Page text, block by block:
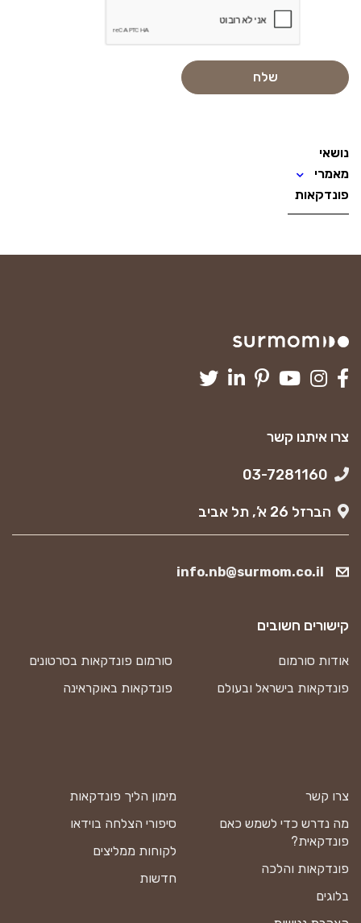
נושאי
מאמרי
פונדקאות
צרו איתנו קשר
הברזל 26 א’, תל אביב
info.nb@surmom.co.il
צרו קשר
מה נדרש כדי לשמש כאם
פונדקאית?
פונדקאות והלכה
בלוגים
מימון הליך פונדקאות
סיפורי הצלחה בוידאו
לקוחות ממליצים
חדשות
קישורים חשובים
אודות סורמום
סורמום פונדקאות בסרטונים
פונדקאות בישראל ובעולם
פונדקאות באוקראינה